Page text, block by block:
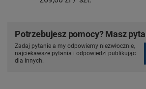
Potrzebujesz pomocy? Masz
Zadaj pytanie a my odpowiemy niezwłocznie,
najciekawsze pytania i odpowiedzi publikując
dla innych.